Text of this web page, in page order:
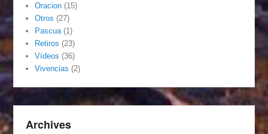
Oracion (15)
Otros (27)
Pascua (1)
Retiros (23)
Vídeos (36)
Vivencias (2)
Archives